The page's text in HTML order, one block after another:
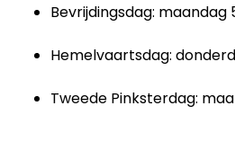
Bevrijdingsdag: maandag
Hemelvaartsdag:
Tweede Pinksterdag: